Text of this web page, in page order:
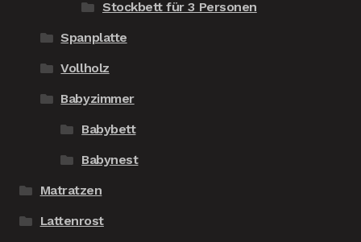
Stockbett für 3 Personen
Spanplatte
Vollholz
Babyzimmer
Babybett
Babynest
Matratzen
Lattenrost